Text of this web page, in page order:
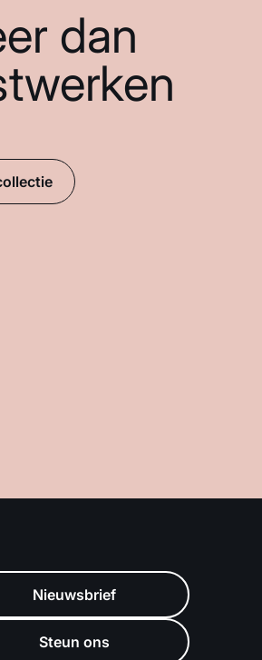
dan
Nieuwsbrief
Steun ons